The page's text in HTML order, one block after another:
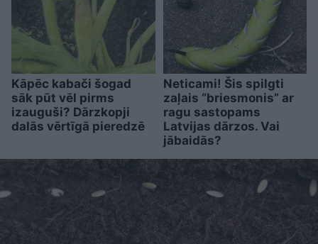
Kāpēc kabači šogad
sāk pūt vēl pirms
izauguši? Dārzkopji
dalās vērtīgā pieredzē
Neticami! Šis spilgti
zaļais “briesmonis” ar
ragu sastopams
Latvijas dārzos. Vai
jābaidās?